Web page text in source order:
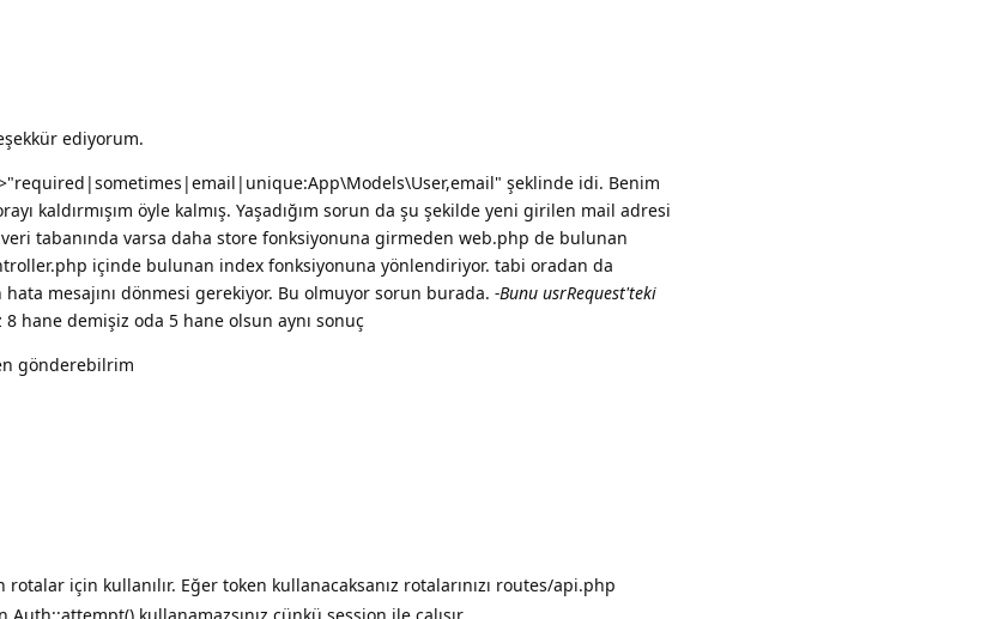
ediyorum.
şeklinde idi. Benim
kaldırmışım öyle kalmış. Yaşadığım sorun da şu şekilde yeni girilen mail adresi
veri tabanında varsa daha store fonksiyonuna girmeden web.php de bulunan
içinde bulunan index fonksiyonuna yönlendiriyor. tabi oradan da
mesajını dönmesi gerekiyor. Bu olmuyor sorun burada. -Bunu usrRequest'teki
hane demişiz oda 5 hane olsun aynı sonuç
gönderebilrim
için kullanılır. Eğer token kullanacaksanız rotalarınızı routes/api.php
Auth::attempt() kullanamazsınız çünkü session ile çalışır.